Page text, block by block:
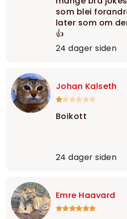
som blei
later som om
👍
24 dager siden
Johan Kalseth
Boikott
24 dager siden
Emre Haavard